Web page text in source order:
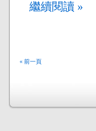
繼續閱讀 »
« 前一頁